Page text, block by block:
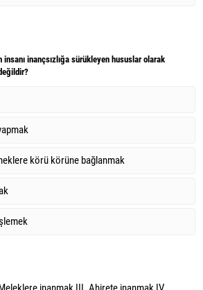
insanı inançsızlığa sürükleyen hususlar olarak
körü körüne bağlanmak